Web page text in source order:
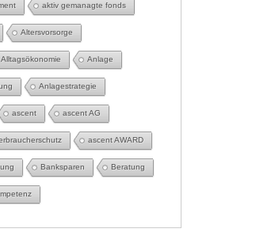
aktiv gemanagte fonds
Altersvorsorge
Anlage
Anlagestrategie
ascent ascent AG
ascent AWARD
Banksparen Beratung